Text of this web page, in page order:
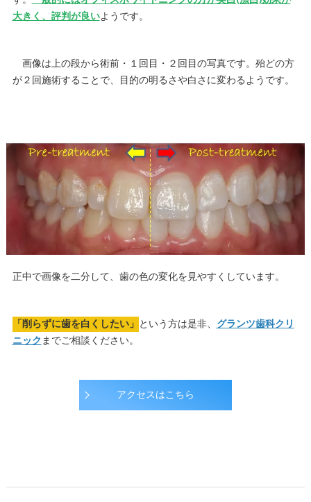
大きく、評判が良いようです。
画像は上の段から術前・１回目・２回目の写真です。殆どの方
が２回施術することで、目的の明るさや白さに変わるようです。
正中で画像を二分して、歯の色の変化を見やすくしています。
「削らずに歯を白くしたい」 という方は是非、グランツ歯科クリ
ニックまでご相談ください。
アクセスはこちら